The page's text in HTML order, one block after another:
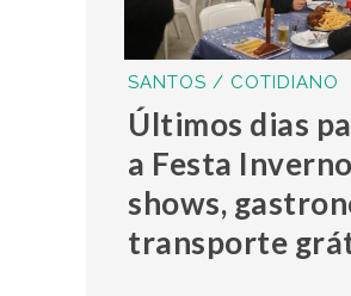
SANTOS / COTIDIANO
Últimos dias
a Festa
shows,
transporte